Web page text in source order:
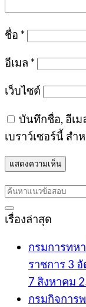
ชื่อ *
อีเมล *
เว็บไซต์
บันทึกชื่อ, อีเ
เบราว์เซอร์นี้ ส
เรื่องล่าสุด
กรมการทห
ราชการ 3
7 สิงหาคม
กรมกิจการ